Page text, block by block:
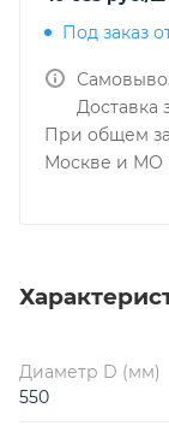
Под заказ
Доставка
При общем
Москве и МО
Диаметр D (мм)
550